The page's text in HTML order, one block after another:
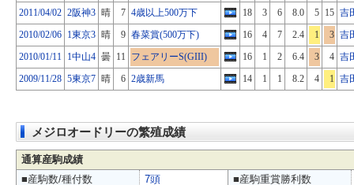
2011/04/02 2阪神3 晴 7 4歳以上500万下 18 3 6 8.0 5 15 吉
2010/02/06 1東京3 晴 9 春菜賞(500万下) 16 4 7 2.4 1 3 吉
2010/01/11 1中山4 曇 11 フェアリーS(GIII) 16 1 2 6.4 3 4 吉
2009/11/28 5東京7 晴 6 2歳新馬 14 1 1 8.2 4 1 吉
メジロオードリーの繁殖成績
通算産駒成績
■産駒数/種付数
7頭
■産駒重賞勝利数